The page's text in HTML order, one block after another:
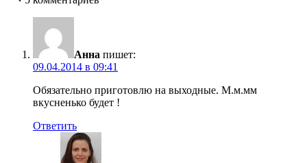
Анна пишет:
09.04.2014 в 09:41
Обязательно приготовлю на выходные. М.м.мм
вкусненько будет !
Ответить